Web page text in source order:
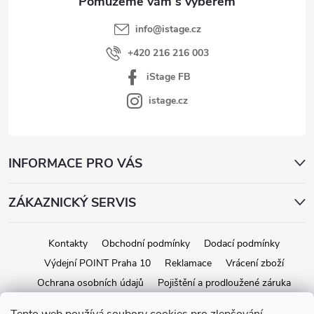
info@istage.cz
+420 216 216 003
iStage FB
istage.cz
INFORMACE PRO VÁS
ZÁKAZNICKÝ SERVIS
Kontakty Obchodní podmínky
Dodací podmínky
Výdejní POINT Praha 10
Reklamace
Vrácení zboží
Ochrana osobních údajů
Pojištění a prodloužené záruka